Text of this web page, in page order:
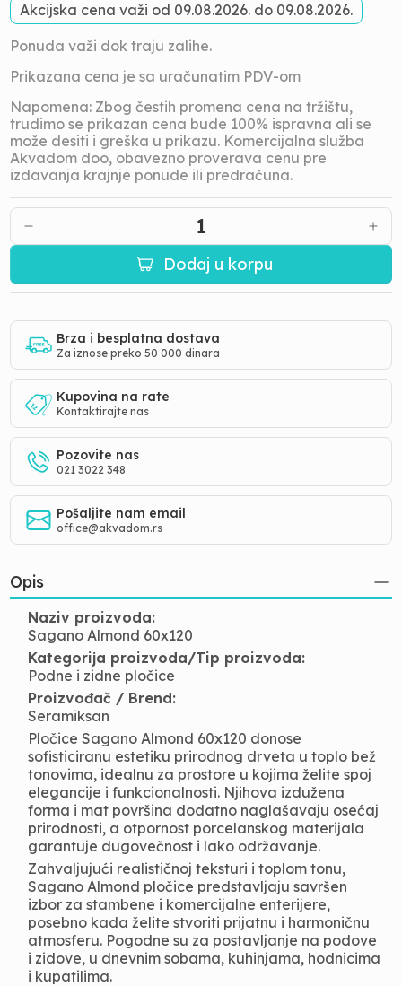
Akcijska cena važi od 09.08.2026. do 09.08.2026.
Ponuda važi dok traju zalihe.
Prikazana cena je sa uračunatim PDV-om
Napomena: Zbog čestih promena cena na tržištu,
trudimo se prikazan cena bude 100% ispravna ali se
može desiti i greška u prikazu. Komercijalna služba
Akvadom doo, obavezno proverava cenu pre
izdavanja krajnje ponude ili predračuna.
1
Dodaj u korpu
Brza i besplatna dostava
Za iznose preko 50 000 dinara
Kupovina na rate
Kontaktirajte nas
Pozovite nas
021 3022 348
Pošaljite nam email
office@akvadom.rs
Opis
Naziv proizvoda:
Sagano Almond 60x120
Kategorija proizvoda/Tip proizvoda:
Podne i zidne pločice
Proizvođač / Brend:
Seramiksan
Pločice Sagano Almond 60x120 donose
sofisticiranu estetiku prirodnog drveta u toplo bež
tonovima, idealnu za prostore u kojima želite spoj
elegancije i funkcionalnosti. Njihova izdužena
forma i mat površina dodatno naglašavaju osećaj
prirodnosti, a otpornost porcelanskog materijala
garantuje dugovečnost i lako održavanje.
Zahvaljujući realističnoj teksturi i toplom tonu,
Sagano Almond pločice predstavljaju savršen
izbor za stambene i komercijalne enterijere,
posebno kada želite stvoriti prijatnu i harmoničnu
atmosferu. Pogodne su za postavljanje na podove
i zidove, u dnevnim sobama, kuhinjama, hodnicima
i kupatilima.